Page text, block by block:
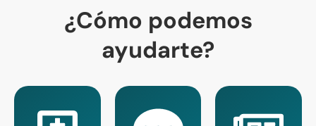
¿Cómo podemos
ayudarte?